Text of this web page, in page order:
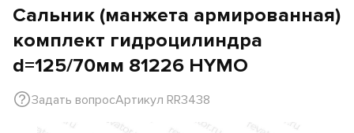
Сальник (манжета армированная)
комплект гидроцилиндра
d=125/70мм 81226 HYMO
Задать вопросАртикул RR3438